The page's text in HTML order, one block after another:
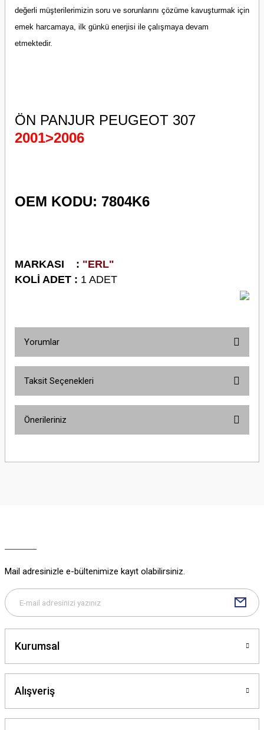
değerli müşterilerimizin soru ve sorunlarını çözüme kavuşturmak için
emek harcamaya, ilk günkü enerjisi ile çalışmaya devam
etmektedir.
ÖN PANJUR PEUGEOT 307
2001>2006
OEM KODU: 7804K6
MARKASI : "ERL"
KOLİ ADET : 1 ADET
Yorumlar
Taksit Seçenekleri
Önerileriniz
yetersiz gördüğünüz noktaları öneri formunu kullanarak tarafımıza
Bu ürüne benzer farklı alternatifler olmalı.
Mail adresinizle e-bültenimize kayıt olabilirsiniz.
Kurumsal
Alışveriş